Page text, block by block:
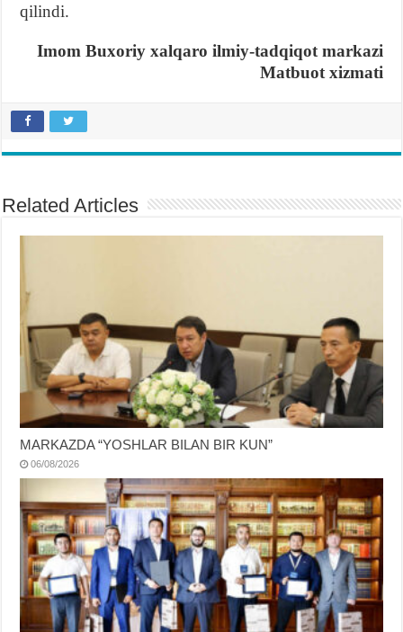
qilindi.
Imom Buxoriy xalqaro ilmiy-tadqiqot markazi
Matbuot xizmati
Related Articles
MARKAZDA “YOSHLAR BILAN BIR KUN”
06/08/2026